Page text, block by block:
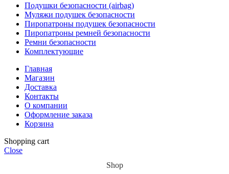
Подушки безопасности (airbag)
Муляжи подушек безопасности
Пиропатроны подушек безопасности
Пиропатроны ремней безопасности
Ремни безопасности
Комплектующие
Главная
Магазин
Доставка
Контакты
О компании
Оформление заказа
Корзина
Shopping cart
Close
Shop